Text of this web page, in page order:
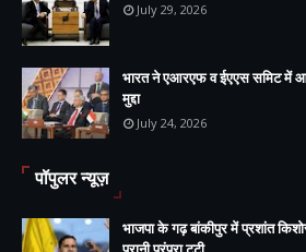
July 29, 2026
भारत ने एआरएफ व ईएएस समिट में
मुद्दा
July 24, 2026
पॉपुलर न्यूज़
भाजपा के गढ़ बांकीपुर में प्रशांत